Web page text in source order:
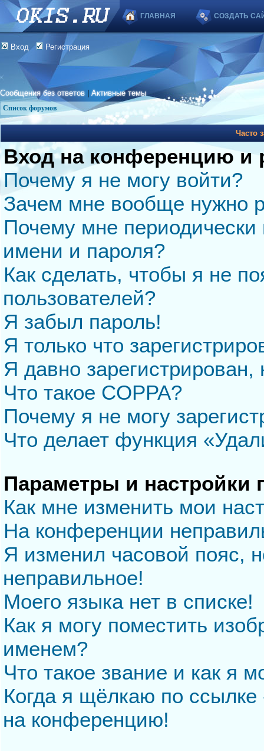
ГЛАВНАЯ СОЗДАТЬ
Вход Регистрация
Сообщения без ответов |Активные темы
Список форумов
Часто
Вход на конференцию и
Почему я не могу войти?
Зачем мне вообще нужно
Почему мне периодически
имени и пароля?
Как сделать, чтобы я не
пользователей?
Я забыл пароль!
Я только что
Я давно
Что такое COPPA?
Почему я не могу
Что делает функция
Параметры и настройки
Как мне изменить мои
На конференции
Я изменил часовой пояс,
неправильное!
Моего языка нет в списке!
Как я могу поместить
именем?
Что такое звание и как я
Когда я щёлкаю по
на конференцию!